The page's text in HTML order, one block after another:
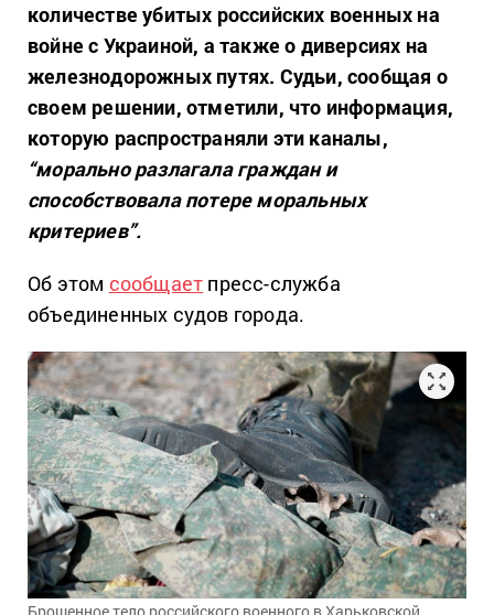
количестве убитых российских военных на
войне с Украиной, а также о диверсиях на
железнодорожных путях. Судьи, сообщая о
своем решении, отметили, что информация,
которую распространяли эти каналы,
“морально разлагала граждан и
способствовала потере моральных
критериев”.
Об этом сообщает пресс-служба
объединенных судов города.